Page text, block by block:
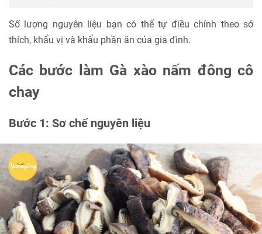
Số lượng nguyên liệu bạn có thể tự điều chỉnh theo sở
thích, khẩu vị và khẩu phần ăn của gia đình.
Các bước làm Gà xào nấm đông cô
chay
Bước 1: Sơ chế nguyên liệu